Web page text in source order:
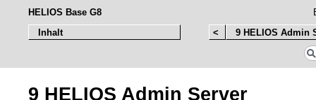
HELIOS Base G8
Inhalt
< 9 HELIOS Admin
9 HELIOS Admin Server